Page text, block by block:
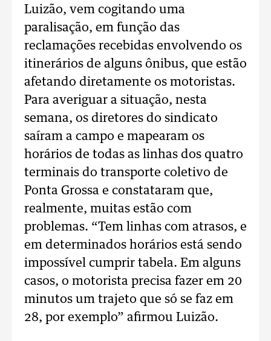
Luizão, vem cogitando uma
paralisação, em função das
reclamações recebidas envolvendo os
itinerários de alguns ônibus, que estão
afetando diretamente os motoristas.
Para averiguar a situação, nesta
semana, os diretores do sindicato
saíram a campo e mapearam os
horários de todas as linhas dos quatro
terminais do transporte coletivo de
Ponta Grossa e constataram que,
realmente, muitas estão com
problemas. “Tem linhas com atrasos, e
em determinados horários está sendo
impossível cumprir tabela. Em alguns
casos, o motorista precisa fazer em 20
minutos um trajeto que só se faz em
28, por exemplo” afirmou Luizão.